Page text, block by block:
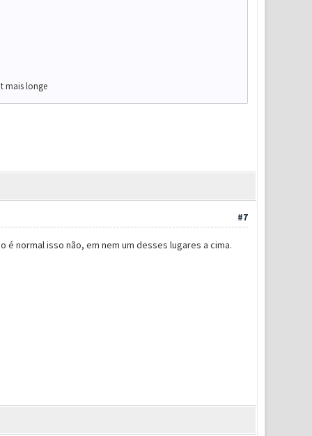
mais longe
#7
normal isso não, em nem um desses lugares a cima.